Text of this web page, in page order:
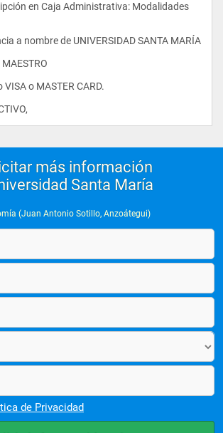
I
l
II
Económicas
Monetaria II
ll
I
en Caja Administrativa: Modalidades
a nombre de UNIVERSIDAD SANTA MARÍA
o MASTER CARD.
más información
Santa María
(Juan Antonio Sotillo, Anzoátegui)
de Privacidad